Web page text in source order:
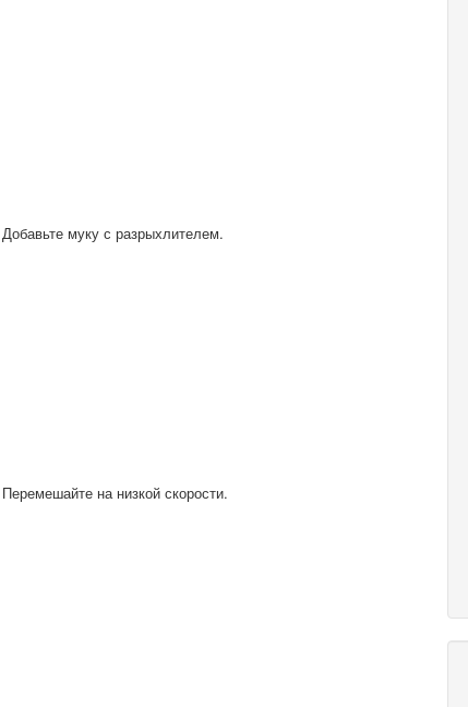
Добавьте муку с разрыхлителем.
Перемешайте на низкой скорости.